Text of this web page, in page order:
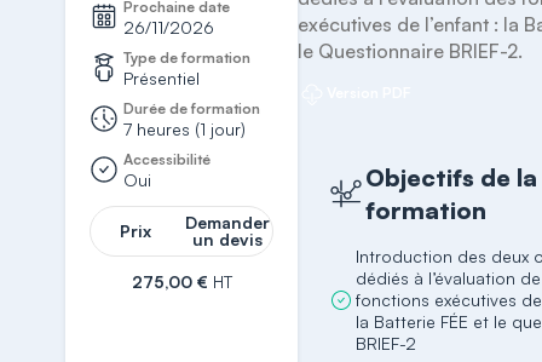
Prochaine date
26/11/2026
Type de formation
Présentiel
Durée de formation
7 heures (1 jour)
Accessibilité
Oui
Prix
Demander
un devis
275,00 € HT
exécutives de l’enfant : la
le Questionnaire BRIEF-2.
Objectifs de la
formation
Introduction des deux
dédiés à l’évaluation
fonctions exécutives de
la Batterie FÉE et le
BRIEF-2